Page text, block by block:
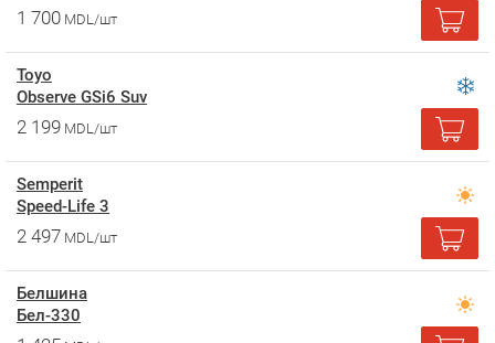
1 700 MDL/шт
Toyo
Observe GSi6 Suv
2 199 MDL/шт
Semperit
Speed-Life 3
2 497 MDL/шт
Белшина
Бел-330